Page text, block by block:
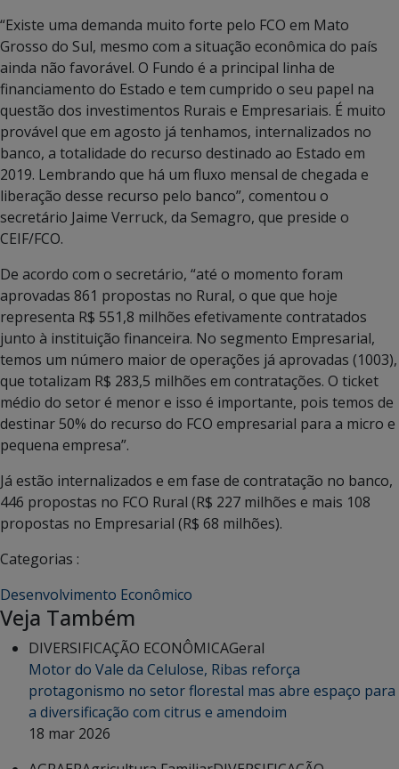
“Existe uma demanda muito forte pelo FCO em Mato
Grosso do Sul, mesmo com a situação econômica do país
ainda não favorável. O Fundo é a principal linha de
financiamento do Estado e tem cumprido o seu papel na
questão dos investimentos Rurais e Empresariais. É muito
provável que em agosto já tenhamos, internalizados no
banco, a totalidade do recurso destinado ao Estado em
2019. Lembrando que há um fluxo mensal de chegada e
liberação desse recurso pelo banco”, comentou o
secretário Jaime Verruck, da Semagro, que preside o
CEIF/FCO.
De acordo com o secretário, “até o momento foram
aprovadas 861 propostas no Rural, o que que hoje
representa R$ 551,8 milhões efetivamente contratados
junto à instituição financeira. No segmento Empresarial,
temos um número maior de operações já aprovadas (1003),
que totalizam R$ 283,5 milhões em contratações. O ticket
médio do setor é menor e isso é importante, pois temos de
destinar 50% do recurso do FCO empresarial para a micro e
pequena empresa”.
Já estão internalizados e em fase de contratação no banco,
446 propostas no FCO Rural (R$ 227 milhões e mais 108
propostas no Empresarial (R$ 68 milhões).
Categorias :
Desenvolvimento Econômico
Veja Também
DIVERSIFICAÇÃO ECONÔMICAGeral
Motor do Vale da Celulose, Ribas reforça
protagonismo no setor florestal mas abre espaço para
a diversificação com citrus e amendoim
18 mar 2026